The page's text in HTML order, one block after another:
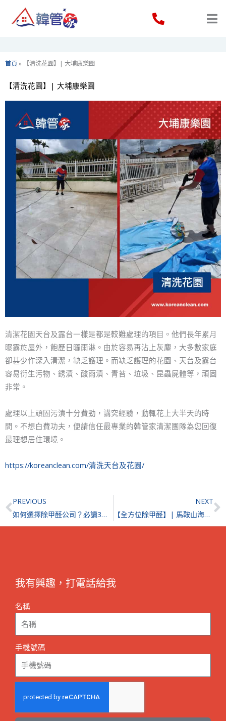
首頁» 【清洗花園】| 大埔康樂園
【清洗花園】| 大埔康樂園
清潔花園天台及露台一樣是都是較難處理的項目。他們長年累月
曝露於屋外，飽歷日曬雨淋。由於容易再沾上灰塵，大多數家庭
卻甚少作深入清潔，缺乏護理。而缺乏護理的花園、天台及露台
容易衍生污物、銹漬、酸雨漬、青苔、垃圾、昆蟲屍體等，頑固
非常。
處理以上頑固污漬十分費勁，講究經驗，動輒花上大半天的時
間。不想白費功夫，便請信任最專業的韓管家清潔團隊為您回復
最理想居住環境。
https://koreanclean.com/清洗天台及花園/
Prev
PREVIOUS
如何選擇除甲醛公司？必讀3項重點選擇最好的除甲醛公司
NEXT
【全方位除甲醛】| 馬鞍山海典居
我有興趣，打電話給我
名稱
手機號碼